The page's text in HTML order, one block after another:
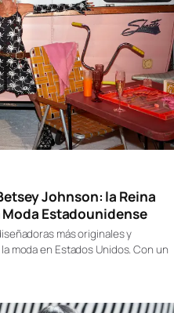
Johnson: la Reina
Moda Estadounidense
más originales y
moda en Estados Unidos. Con un